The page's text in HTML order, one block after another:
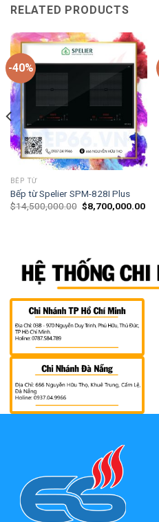
RELATED PRODUCTS
-40%
BẾP TỪ
Bếp từ Spelier SPM-828I Plus
$14,500,000.00 $8,700,000.00